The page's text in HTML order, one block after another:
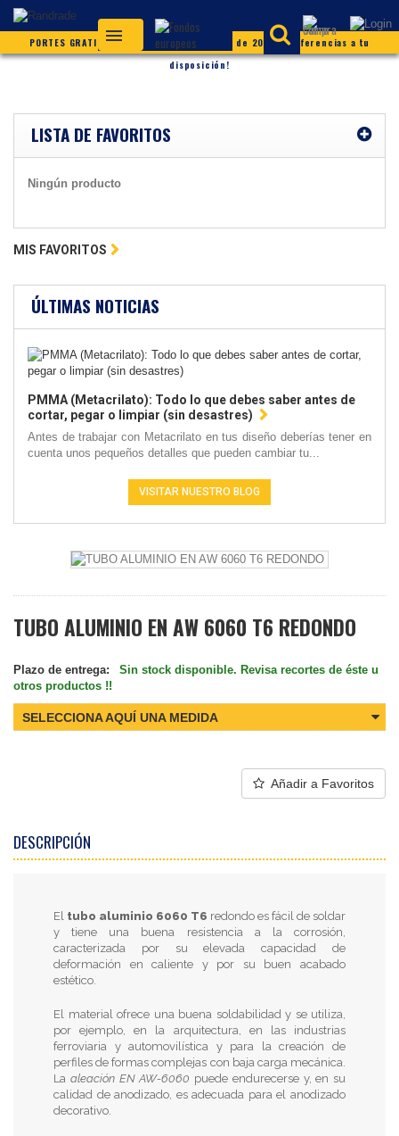
PORTES GRATIS (según condiciones) ¡Más de 20.000 referencias a tu
disposición!
LISTA DE FAVORITOS
Ningún producto
MIS FAVORITOS
ÚLTIMAS NOTICIAS
PMMA (Metacrilato): Todo lo que debes saber antes de
cortar, pegar o limpiar (sin desastres)
Antes de trabajar con Metacrilato en tus diseño deberías tener en
cuenta unos pequeños detalles que pueden cambiar tu...
VISITAR NUESTRO BLOG
TUBO ALUMINIO EN AW 6060 T6 REDONDO
Plazo de entrega:
Sin stock disponible. Revisa recortes de éste u
otros productos !!
SELECCIONA AQUÍ UNA MEDIDA
Añadir a Favoritos
DESCRIPCIÓN
El tubo aluminio 6060 T6 redondo es fácil de soldar
y tiene una buena resistencia a la corrosión,
caracterizada por su elevada capacidad de
deformación en caliente y por su buen acabado
estético.
El material ofrece una buena soldabilidad y se utiliza,
por ejemplo, en la arquitectura, en las industrias
ferroviaria y automovilística y para la creación de
perfiles de formas complejas con baja carga mecánica.
La aleación EN AW-6060 puede endurecerse y, en su
calidad de anodizado, es adecuada para el anodizado
decorativo.